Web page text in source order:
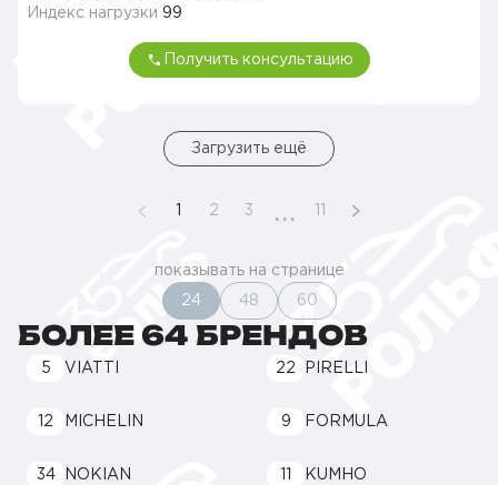
Индекс нагрузки 99
Получить консультацию
Загрузить ещё
2 3 ...
показывать на странице
24 48 60
БОЛЕЕ 64 БРЕНДОВ
VIATTI
5 PIRELLI
22
MICHELIN
12 FORMULA
9
NOKIAN
34 KUMHO